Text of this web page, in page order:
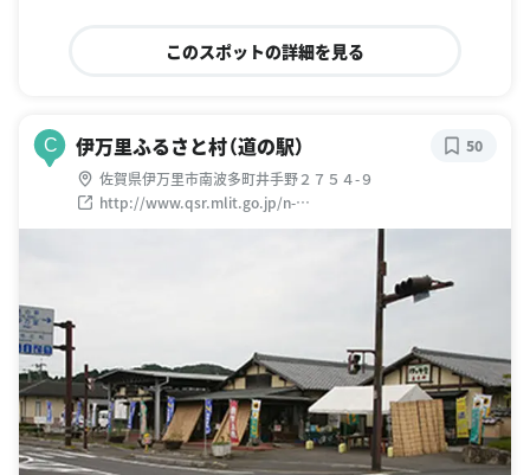
このスポットの詳細を見る
C 伊万里ふるさと村（道の駅）
佐賀県伊万里市南波多町井手野２７５４-９
http://www.qsr.mlit.go.jp/n-
michi/michi_no_eki/kobetu/imari/imari.html
50